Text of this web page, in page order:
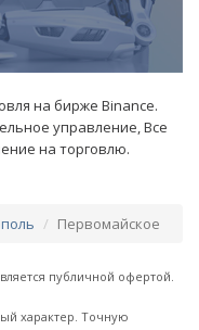
на бирже Binance.
управление, Все
на торговлю.
Первомайское
публичной офертой.
характер. Точную